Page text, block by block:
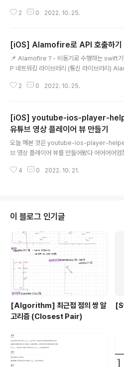
어온 알림들을 처리 해주는 말 그대로 "Cent..
ttps://developers.kakao.com/ Kakao
API 등을 제공합니다.
들어가서 설정을 해보자! (설정 방법은 구글링
이 나오고 많은 분들이 정리를 잘해두었기에 이
ode 설정 3️⃣ AppDelegate,
2 0 2022. 10. 25.
[iOS] Alamofire로 API 호출하기
📌 Alamofire ? - 비동기로 수행하는 swift
P 네트워킹 라이브러리 (통신 라이브러리)
라이브러리 설치 pod 'Alamofire', '~> 5.2'
식 3. parameters : post 통신시 필요 4.
URL이기 때문에, URLEncoding 5.
식으로 받게끔 6. validate : 확인코드 7.
N : 데이터 받는 부분 import Alamof..
2 0 2022. 10. 25.
[iOS] youtube-ios-player-
유튜브 영상 플레이어 뷰 만들기
오늘 해본 것은 youtube-ios-player-
브 영상 플레이어 뷰를 만들어봤다 어어어어엄
be_ios_player_helper 설치 - CocoaPods
ayout 설정(영상 비율은 대부분 16:9) -
이름을 YTPlayerView로 설정 -
결 @IBOutlet weak var playerView:
w! - ..
4 0 2022. 10. 21.
이 블로그 인기글
[Algorithm] 최근접 점의 쌍 알
고리즘 (Closest Pair)